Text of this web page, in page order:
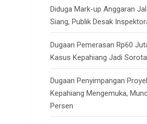
Diduga Mark-up Anggaran
Siang, Publik Desak
Dugaan Pemerasan Rp60
Kasus Kepahiang Jadi
Dugaan Penyimpangan
Kepahiang Mengemuka,
Persen